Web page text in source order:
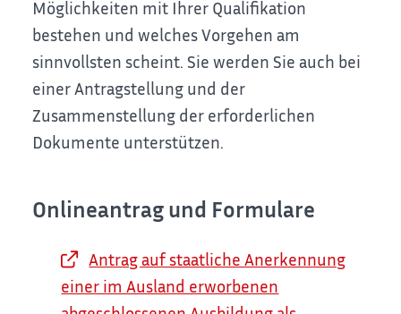
Möglichkeiten mit Ihrer Qualifikation
bestehen und welches Vorgehen am
sinnvollsten scheint. Sie werden Sie auch bei
einer Antragstellung und der
Zusammenstellung der erforderlichen
Dokumente unterstützen.
Onlineantrag und Formulare
Antrag auf staatliche Anerkennung
einer im Ausland erworbenen